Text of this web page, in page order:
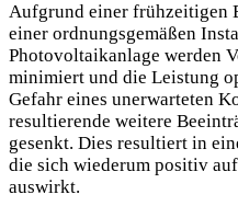
Aufgrund einer frühzeitigen
einer ordnungsgemäßen
Photovoltaikanlage werden
minimiert und die Leistung
Gefahr eines unerwarteten
resultierende weitere
gesenkt. Dies resultiert in
die sich wiederum positiv
auswirkt.